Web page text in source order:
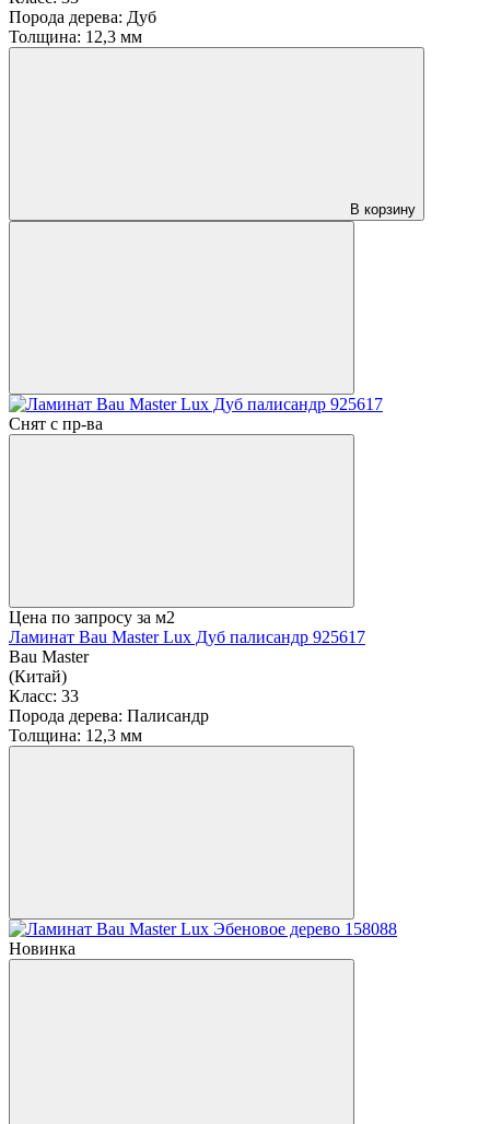
Порода дерева: Дуб
Толщина: 12,3 мм
В корзину
Снят с пр-ва
Цена по запросу за м2
Ламинат Bau Master Lux Дуб палисандр 925617
Bau Master
(Китай)
Класс: 33
Порода дерева: Палисандр
Толщина: 12,3 мм
Новинка